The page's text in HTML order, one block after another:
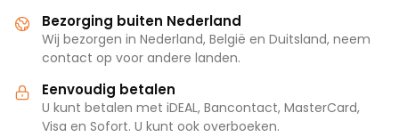
Bezorging buiten Nederland
Wij bezorgen in Nederland, België en Duitsland, neem
contact op voor andere landen.
Eenvoudig betalen
U kunt betalen met iDEAL, Bancontact, MasterCard,
Visa en Sofort. U kunt ook overboeken.